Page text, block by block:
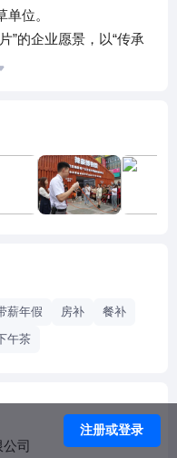
位。
”的企业愿景，以“传承
为使命，坚持“尊重 严谨
北、江西、广东、上
品牌复合增长率达
省科技厅共建了“湖南
品顶尖研发力量及众
以“有使命、够专业、
管理总部和营销中心设
薪年假 房补
餐补
午茶
司
注册或登录